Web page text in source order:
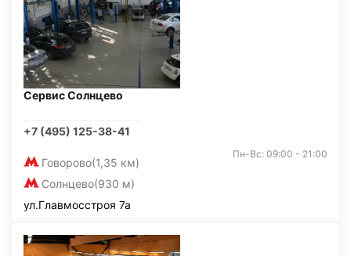
Сервис Солнцево
+7 (495) 125-38-41
Говорово(1,35 км)
Солнцево(930 м)
Пн-Вс: 09:00 - 21:00
ул.Главмосстроя 7а